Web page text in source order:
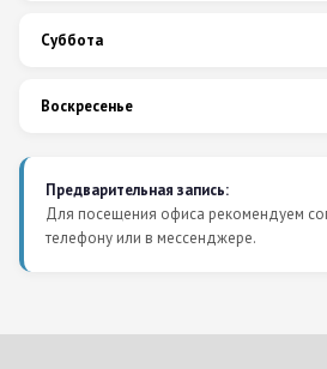
Суббота
Воскресенье
Предварительная запись:
Для посещения офиса рекомендуем
телефону или в мессенджере.